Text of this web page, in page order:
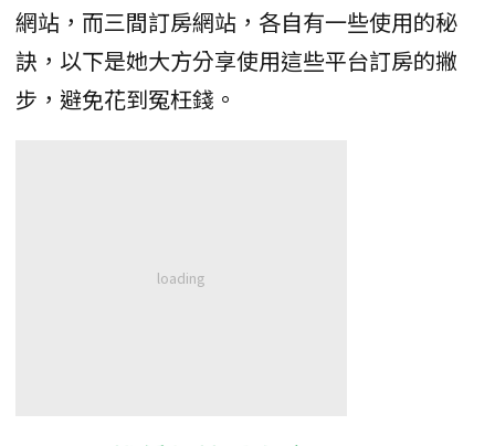
網站，而三間訂房網站，各自有一些使用的秘
訣，以下是她大方分享使用這些平台訂房的撇
步，避免花到冤枉錢。